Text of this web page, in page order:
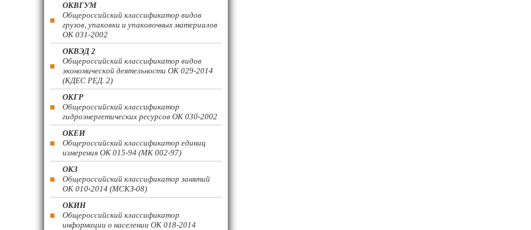
ОКВГУМ
Общероссийский классификатор видов
грузов, упаковки и упаковочных материалов
ОК 031-2002
ОКВЭД 2
Общероссийский классификатор видов
экономической деятельности ОК 029-2014
(КДЕС РЕД. 2)
ОКГР
Общероссийский классификатор
гидроэнергетических ресурсов ОК 030-2002
ОКЕИ
Общероссийский классификатор единиц
измерения ОК 015-94 (МК 002-97)
ОКЗ
Общероссийский классификатор занятий
ОК 010-2014 (МСКЗ-08)
ОКИН
Общероссийский классификатор
информации о населении ОК 018-2014